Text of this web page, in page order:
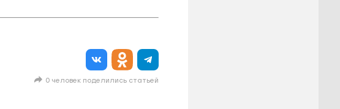
0 человек поделились статьей